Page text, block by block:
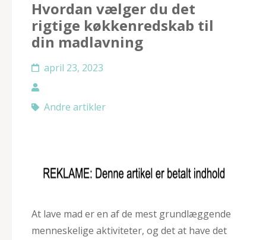
Hvordan vælger du det
rigtige køkkenredskab til
din madlavning
april 23, 2023
Andre artikler
At lave mad er en af ​​de mest grundlæggende
menneskelige aktiviteter, og det at have det